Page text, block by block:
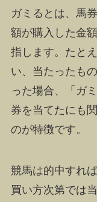
ガミるとは、馬
額が購入した金
指します。たと
い、当たったも
った場合、「ガ
券を当てたにも
のが特徴です。
競馬は的中すれ
買い方次第では